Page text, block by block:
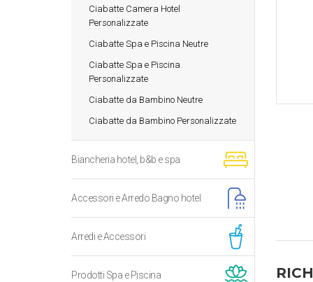
Ciabatte Camera Hotel
Personalizzate
Ciabatte Spa e Piscina Neutre
Ciabatte Spa e Piscina
Personalizzate
Ciabatte da Bambino Neutre
Ciabatte da Bambino Personalizzate
Biancheria hotel, b&b e spa
Accessori e Arredo Bagno hotel
Arredi e Accessori
Prodotti Spa e Piscina